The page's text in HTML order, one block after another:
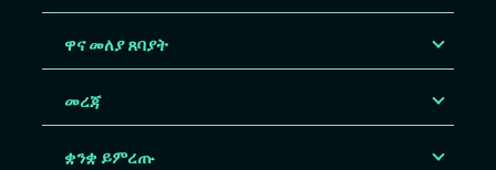
ዋና መለያ ጸባያት
መረጃ
ቋንቋ ይምረጡ